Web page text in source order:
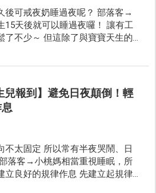
後可戒夜奶睡過夜呢？ 部落客→
15天後就可以睡過夜囉！ 讓有工
了不少～ 但這除了與寶寶天生的
兒報到】避免日夜顛倒！輕
不太固定 所以常有半夜哭鬧、日
落客→小桃媽相當重視睡眠，所
立良好的規律作息 先建立起規律